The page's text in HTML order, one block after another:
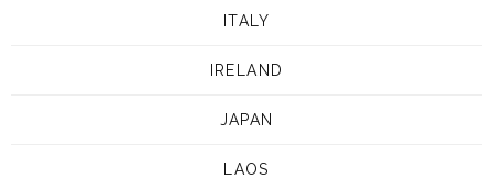
ITALY
IRELAND
JAPAN
LAOS